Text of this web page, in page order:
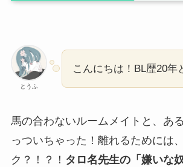
とうふ
こんにちは！BL歴20年
馬の合わないルームメイトと、あ
っついちゃった！離れるためには
ク？！？！ タロ名先生の「嫌いな